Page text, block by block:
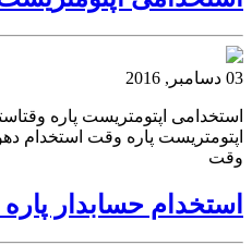
03 دسامبر, 2016
استخدامی اپتومتریست پاره
اپتومتریست پاره وقت استخدام
وقت
استخدام حسابدار